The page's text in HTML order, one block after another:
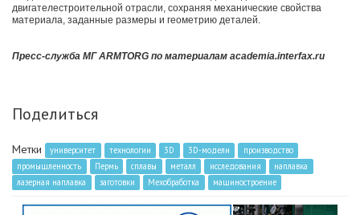
двигателестроительной отрасли, сохраняя механические свойства
материала, заданные размеры и геометрию деталей.
Пресс-служба МГ ARMTORG по материалам academia.interfax.ru
Поделиться
Метки университет технологии 3D 3D-модели
производство
промышленность
Пермь сплавы металл исследования
наплавка
лазерная наплавка
заготовки Мехобработка машиностроение